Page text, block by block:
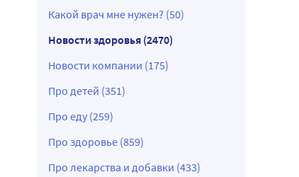
Какой врач мне нужен? (50)
Новости здоровья (2470)
Новости компании (175)
Про детей (351)
Про еду (259)
Про здоровье (859)
Про лекарства и добавки (433)